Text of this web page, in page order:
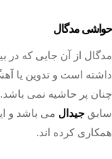
حواشی مدگال
مدگال از آن جایی که در
داشته است و تدوین یا
چنان پر حاشیه نمی
سابق جیدال می باشد و
همکاری کرده اند.